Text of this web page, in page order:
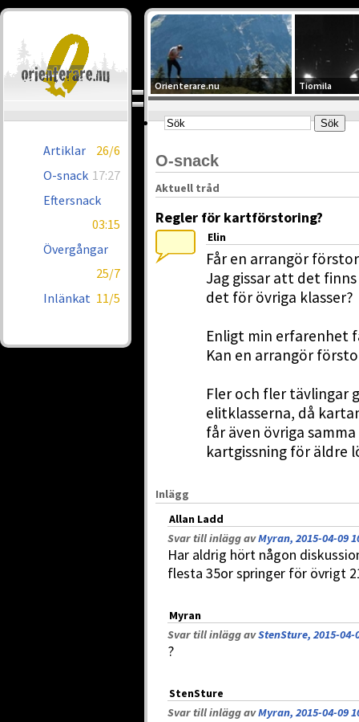
Artiklar
26/6
O-snack 17:27
Eftersnack
03:15
Övergångar
25/7
Inlänkat 11/5
Orienterare.nu Tiomila
O-snack
Aktuell tråd
Regler för kartförstoring?
Elin
Får en arrangör
Jag gissar att det
det för övriga klasser?
Enligt min erfarenhet
Kan en arrangör
Fler och fler tävlingar
elitklasserna, då
får även övriga
kartgissning för äldre
Inlägg
Allan Ladd
Svar till inlägg avMyran, 2015-04-09
Har aldrig hört någon
flesta 35or springer för övrigt
Myran
Svar till inlägg avStenSture, 2015-04-
?
StenSture
Svar till inlägg avMyran, 2015-04-09